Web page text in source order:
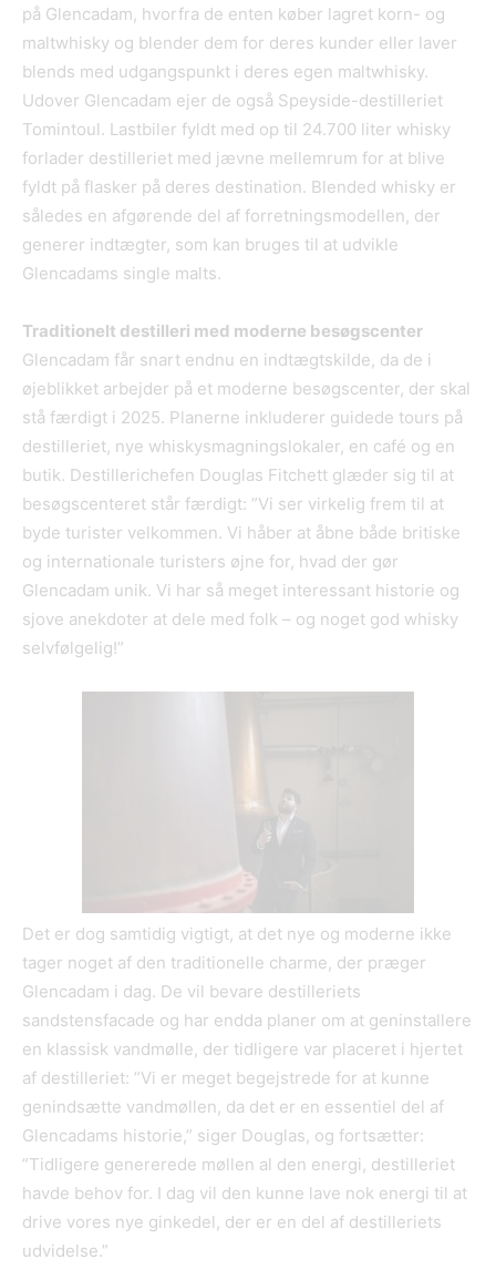
på Glencadam, hvorfra de enten køber lagret korn- og
maltwhisky og blender dem for deres kunder eller laver
blends med udgangspunkt i deres egen maltwhisky.
Udover Glencadam ejer de også Speyside-destilleriet
Tomintoul. Lastbiler fyldt med op til 24.700 liter whisky
forlader destilleriet med jævne mellemrum for at blive
fyldt på flasker på deres destination. Blended whisky er
således en afgørende del af forretningsmodellen, der
generer indtægter, som kan bruges til at udvikle
Glencadams single malts.
Traditionelt destilleri med moderne besøgscenter
Glencadam får snart endnu en indtægtskilde, da de i
øjeblikket arbejder på et moderne besøgscenter, der skal
stå færdigt i 2025. Planerne inkluderer guidede tours på
destilleriet, nye whiskysmagningslokaler, en café og en
butik. Destillerichefen Douglas Fitchett glæder sig til at
besøgscenteret står færdigt: ”Vi ser virkelig frem til at
byde turister velkommen. Vi håber at åbne både britiske
og internationale turisters øjne for, hvad der gør
Glencadam unik. Vi har så meget interessant historie og
sjove anekdoter at dele med folk – og noget god whisky
selvfølgelig!”
Det er dog samtidig vigtigt, at det nye og moderne ikke
tager noget af den traditionelle charme, der præger
Glencadam i dag. De vil bevare destilleriets
sandstensfacade og har endda planer om at geninstallere
en klassisk vandmølle, der tidligere var placeret i hjertet
af destilleriet: ”Vi er meget begejstrede for at kunne
genindsætte vandmøllen, da det er en essentiel del af
Glencadams historie,” siger Douglas, og fortsætter:
”Tidligere genererede møllen al den energi, destilleriet
havde behov for. I dag vil den kunne lave nok energi til at
drive vores nye ginkedel, der er en del af destilleriets
udvidelse.”